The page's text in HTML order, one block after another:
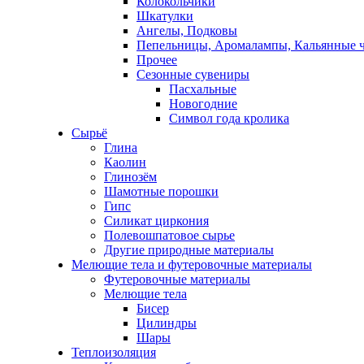
Шкатулки
Ангелы, Подковы
Пепельницы, Аромалампы, Кальянные
Прочее
Сезонные сувениры
Пасхальные
Новогодние
Символ года кролика
Сырьё
Глина
Каолин
Глинозём
Шамотные порошки
Гипс
Силикат циркония
Полевошпатовое сырье
Другие природные материалы
Мелющие тела и футеровочные материалы
Футеровочные материалы
Мелющие тела
Бисер
Цилиндры
Шары
Теплоизоляция